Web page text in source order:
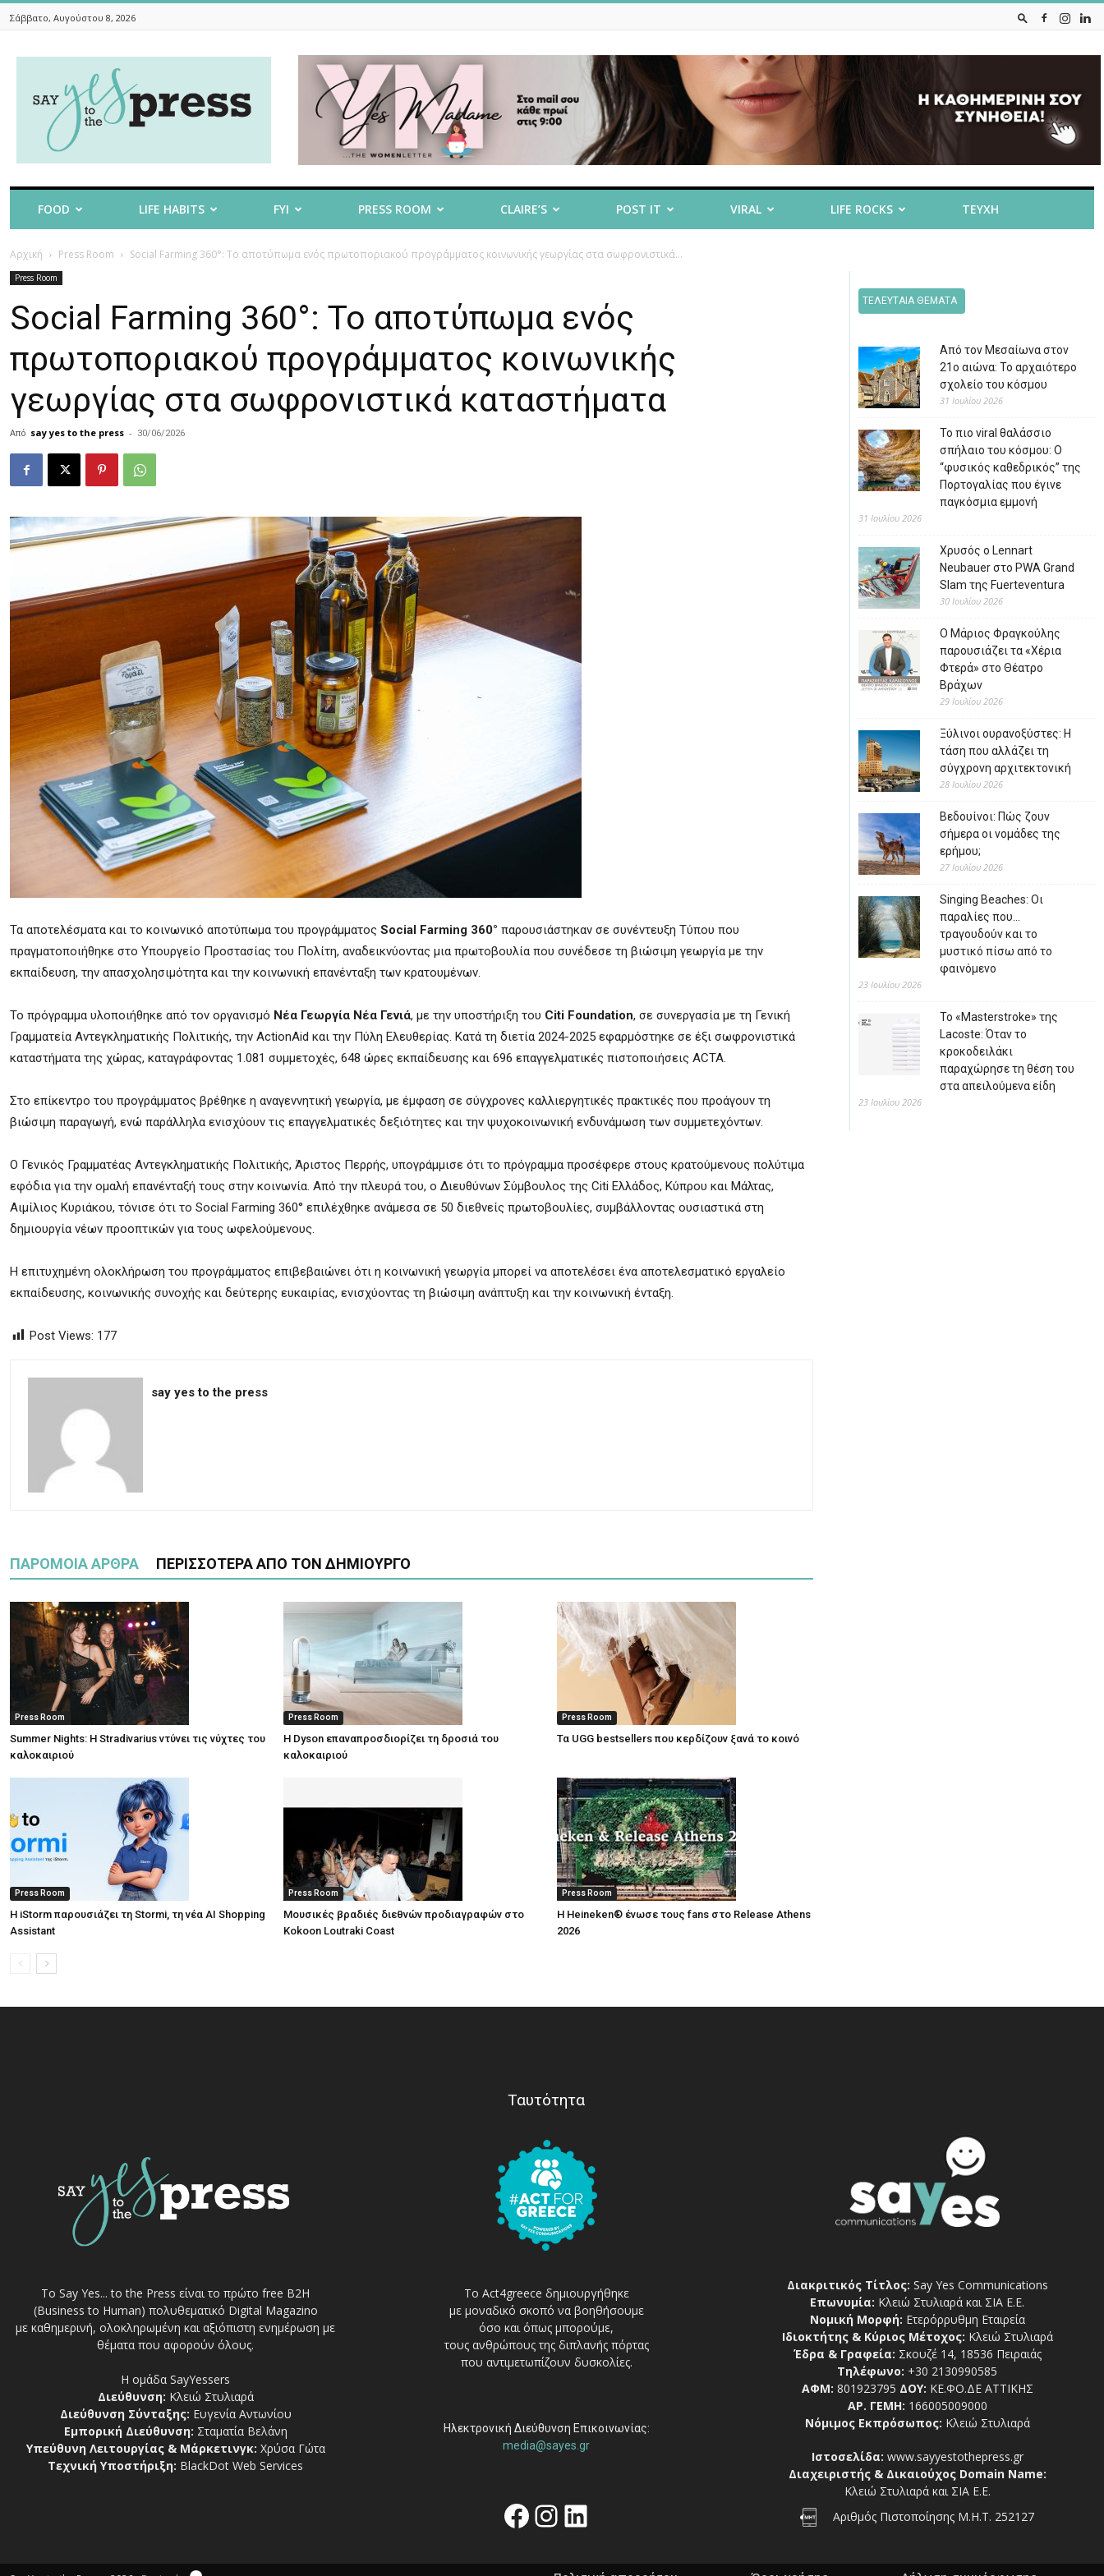
Σάββατο, Αυγούστου 8, 2026
To
The
FOOD LIFE HABITS FYI PRESS ROOM CLAIRE’S POST IT VIRAL LIFE ROCKS ΤΕΥΧΗ
Αρχική Press Room Social Farming 360°: Το αποτύπωμα ενός πρωτοποριακού προγράμματος κοινωνικής γεωργίας στα σωφρονιστικά...
Press Room
Social Farming 360°: Το αποτύπωμα ενός
πρωτοποριακού προγράμματος κοινωνικής
γεωργίας στα σωφρονιστικά καταστήματα
Από say yes to the press - 30/06/2026
Τα αποτελέσματα και το κοινωνικό αποτύπωμα του προγράμματος Social Farming 360° παρουσιάστηκαν σε συνέντευξη Τύπου που
πραγματοποιήθηκε στο Υπουργείο Προστασίας του Πολίτη, αναδεικνύοντας μια πρωτοβουλία που συνέδεσε τη βιώσιμη γεωργία με την
εκπαίδευση, την απασχολησιμότητα και την κοινωνική επανένταξη των κρατουμένων.
Το πρόγραμμα υλοποιήθηκε από τον οργανισμό Νέα Γεωργία Νέα Γενιά, με την υποστήριξη του Citi Foundation, σε συνεργασία με τη Γενική
Γραμματεία Αντεγκληματικής Πολιτικής, την ActionAid και την Πύλη Ελευθερίας. Κατά τη διετία 2024-2025 εφαρμόστηκε σε έξι σωφρονιστικά
καταστήματα της χώρας, καταγράφοντας 1.081 συμμετοχές, 648 ώρες εκπαίδευσης και 696 επαγγελματικές πιστοποιήσεις ACTA.
Στο επίκεντρο του προγράμματος βρέθηκε η αναγεννητική γεωργία, με έμφαση σε σύγχρονες καλλιεργητικές πρακτικές που προάγουν τη
βιώσιμη παραγωγή, ενώ παράλληλα ενισχύουν τις επαγγελματικές δεξιότητες και την ψυχοκοινωνική ενδυνάμωση των συμμετεχόντων.
Ο Γενικός Γραμματέας Αντεγκληματικής Πολιτικής, Άριστος Περρής, υπογράμμισε ότι το πρόγραμμα προσέφερε στους κρατούμενους πολύτιμα
εφόδια για την ομαλή επανένταξή τους στην κοινωνία. Από την πλευρά του, ο Διευθύνων Σύμβουλος της Citi Ελλάδος, Κύπρου και Μάλτας,
Αιμίλιος Κυριάκου, τόνισε ότι το Social Farming 360° επιλέχθηκε ανάμεσα σε 50 διεθνείς πρωτοβουλίες, συμβάλλοντας ουσιαστικά στη
δημιουργία νέων προοπτικών για τους ωφελούμενους.
Η επιτυχημένη ολοκλήρωση του προγράμματος επιβεβαιώνει ότι η κοινωνική γεωργία μπορεί να αποτελέσει ένα αποτελεσματικό εργαλείο
εκπαίδευσης, κοινωνικής συνοχής και δεύτερης ευκαιρίας, ενισχύοντας τη βιώσιμη ανάπτυξη και την κοινωνική ένταξη.
Post Views: 177
say yes to the press
ΠΑΡΟΜΟΙΑ ΑΡΘΡΑ ΠΕΡΙΣΣΟΤΕΡΑ ΑΠΟ ΤΟΝ ΔΗΜΙΟΥΡΓΟ
Press Room
Summer Nights: Η Stradivarius ντύνει τις νύχτες του
καλοκαιριού
Press Room
Η Dyson επαναπροσδιορίζει τη δροσιά του
καλοκαιριού
Press Room
Τα UGG bestsellers που κερδίζουν ξανά το κοινό
Press Room
Η iStorm παρουσιάζει τη Stormi, τη νέα AI Shopping
Assistant
Press Room
Μουσικές βραδιές διεθνών προδιαγραφών στο
Kokoon Loutraki Coast
Press Room
Η Heineken® ένωσε τους fans στο Release Athens
2026
ΤΕΛΕΥΤΑΙΑ ΘΕΜΑΤΑ
Από τον Μεσαίωνα στον
21ο αιώνα: Το αρχαιότερο
σχολείο του κόσμου
31 Ιουλίου 2026
Το πιο viral θαλάσσιο
σπήλαιο του κόσμου: Ο
“φυσικός καθεδρικός” της
Πορτογαλίας που έγινε
παγκόσμια εμμονή
31 Ιουλίου 2026
Χρυσός ο Lennart
Neubauer στο PWA Grand
Slam της Fuerteventura
30 Ιουλίου 2026
Ο Μάριος Φραγκούλης
παρουσιάζει τα «Χέρια
Φτερά» στο Θέατρο
Βράχων
29 Ιουλίου 2026
Ξύλινοι ουρανοξύστες: Η
τάση που αλλάζει τη
σύγχρονη αρχιτεκτονική
28 Ιουλίου 2026
Βεδουίνοι: Πώς ζουν
σήμερα οι νομάδες της
ερήμου;
27 Ιουλίου 2026
Singing Beaches: Οι
παραλίες που…
τραγουδούν και το
μυστικό πίσω από το
φαινόμενο
23 Ιουλίου 2026
Το «Masterstroke» της
Lacoste: Όταν το
κροκοδειλάκι
παραχώρησε τη θέση του
στα απειλούμενα είδη
23 Ιουλίου 2026
Το Say Yes... to the Press είναι το πρώτο free Β2Η
(Business to Human) πολυθεματικό Digital Magazino
με καθημερινή, ολοκληρωμένη και αξιόπιστη ενημέρωση με
θέματα που αφορούν όλους.
Η ομάδα SayYessers
Διεύθυνση: Κλειώ Στυλιαρά
Διεύθυνση Σύνταξης: Ευγενία Αντωνίου
Εμπορική Διεύθυνση: Σταματία Βελάνη
Υπεύθυνη Λειτουργίας & Μάρκετινγκ: Χρύσα Γώτα
Τεχνική Υποστήριξη: BlackDot Web Services
Ταυτότητα
Το Act4greece δημιουργήθηκε
με μοναδικό σκοπό να βοηθήσουμε
όσο και όπως μπορούμε,
τους ανθρώπους της διπλανής πόρτας
που αντιμετωπίζουν δυσκολίες.
Ηλεκτρονική Διεύθυνση Επικοινωνίας:
media@sayes.gr
Facebook
Instagram
Linkedin
Διακριτικός Τίτλος: Say Yes Communications
Επωνυμία: Κλειώ Στυλιαρά και ΣΙΑ Ε.Ε.
Νομική Μορφή: Ετερόρρυθμη Εταιρεία
Ιδιοκτήτης & Κύριος Μέτοχος: Κλειώ Στυλιαρά
Έδρα & Γραφεία: Σκουζέ 14, 18536 Πειραιάς
Τηλέφωνο: +30 2130990585
ΑΦΜ: 801923795 ΔΟΥ: ΚΕ.ΦΟ.ΔΕ ΑΤΤΙΚΗΣ
ΑΡ. ΓΕΜΗ: 166005009000
Νόμιμος Εκπρόσωπος: Κλειώ Στυλιαρά
Ιστοσελίδα: www.sayyestothepress.gr
Διαχειριστής & Δικαιούχος Domain Name:
Κλειώ Στυλιαρά και ΣΙΑ Ε.Ε.
Αριθμός Πιστοποίησης Μ.Η.Τ. 252127